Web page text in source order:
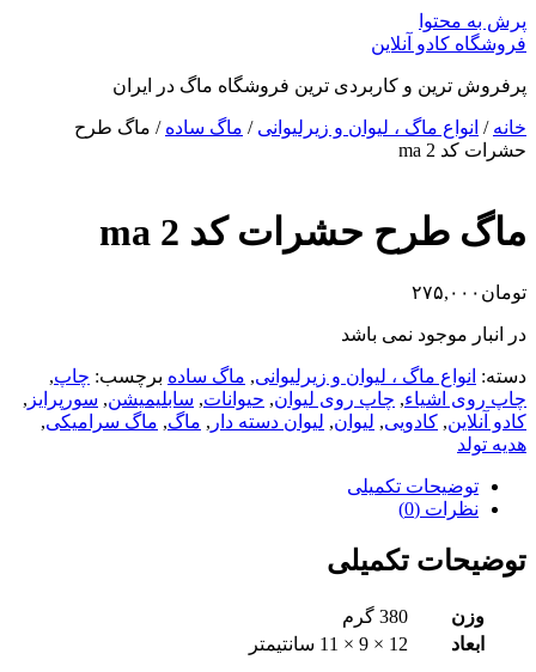
پرش به محتوا
فروشگاه کادو آنلاین
پرفروش ترین و کاربردی ترین فروشگاه ماگ در ایران
خانه / انواع ماگ ، لیوان و زیرلیوانی / ماگ ساده / ماگ طرح
حشرات کد ma 2
ماگ طرح حشرات کد ma 2
تومان ۲۷۵,۰۰۰
در انبار موجود نمی باشد
دسته: انواع ماگ ، لیوان و زیرلیوانی, ماگ ساده برچسب: چاپ,
چاپ روی اشیاء, چاپ روی لیوان, حیوانات, سابلیمیشن, سورپرایز ,
کادو آنلاین, کادویی, لیوان, لیوان دسته دار , ماگ, ماگ سرامیکی,
هدیه تولد
توضیحات تکمیلی
نظرات (0)
توضیحات تکمیلی
وزن
380 گرم
ابعاد
12 × 9 × 11 سانتیمتر